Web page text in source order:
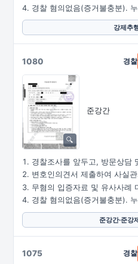
경찰 혐의없음(증거불충분).
강제추
1080
준강간
경찰
경찰조사를 앞두고, 방문상담
변호인의견서 제출하여 사실
무혐의 입증자료 및 유사사례
경찰 혐의없음(증거불충분).
준강간·준강
1075 경찰